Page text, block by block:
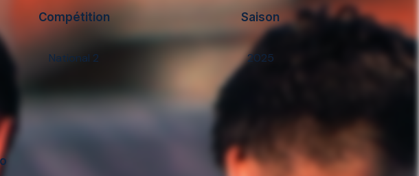
Compétition Saison
National 2 2025